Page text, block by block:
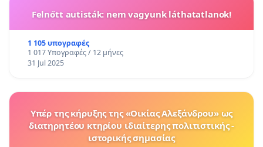
Felnőtt autisták: nem vagyunk láthatatlanok!
1 105 υπογραφές
1 017 Υπογραφές / 12 μήνες
31 Jul 2025
Υπέρ της κήρυξης της «Οικίας Αλεξάνδρου» ως
διατηρητέου κτηρίου ιδιαίτερης πολιτιστικής -
ιστορικής σημασίας